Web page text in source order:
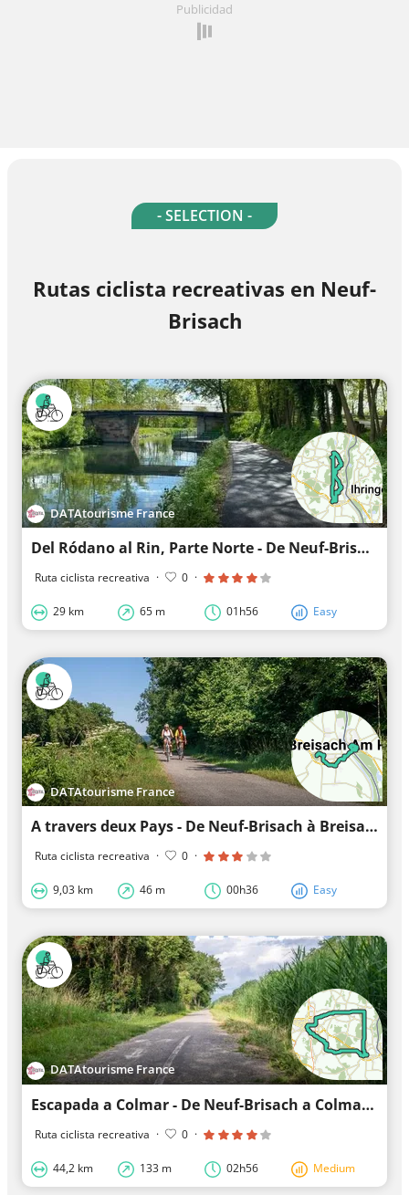
Publicidad
- SELECTION -
Rutas ciclista recreativas en Neuf-
Brisach
DATAtourisme France
Del Ródano al Rin, Parte Norte - De Neuf-Brisach a Artzenheim
Ruta ciclista recreativa · 0 ·
29 km 65 m 01h56 Easy
DATAtourisme France
A travers deux Pays - De Neuf-Brisach à Breisach
Ruta ciclista recreativa · 0 ·
9,03 km 46 m 00h36 Easy
DATAtourisme France
Escapada a Colmar - De Neuf-Brisach a Colmar
Ruta ciclista recreativa · 0 ·
44,2 km 133 m 02h56 Medium